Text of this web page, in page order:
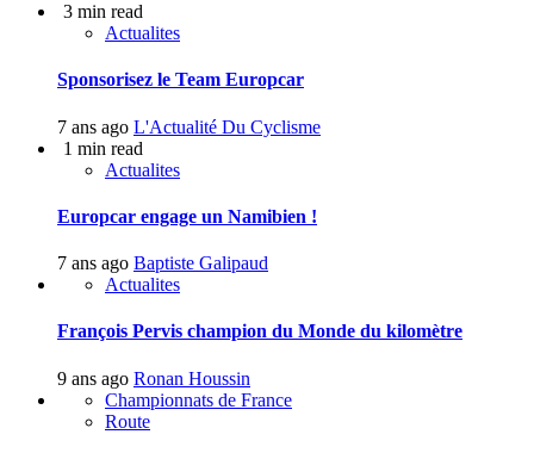
3 min read
Actualites
Sponsorisez le Team Europcar
7 ans ago L'Actualité Du Cyclisme
1 min read
Actualites
Europcar engage un Namibien !
7 ans ago Baptiste Galipaud
Actualites
François Pervis champion du Monde du kilomètre
9 ans ago Ronan Houssin
Championnats de France
Route